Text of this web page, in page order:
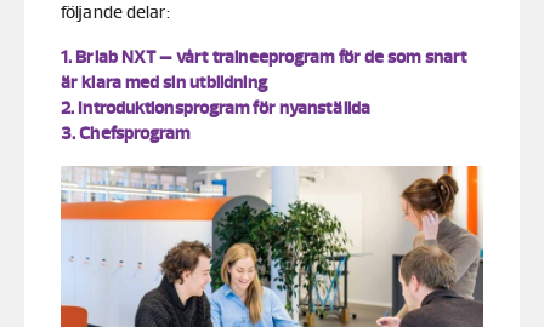
följande delar:
1. Briab NXT – vårt traineeprogram för de som snart
är klara med sin utbildning
2. Introduktionsprogram för nyanställda
3. Chefsprogram